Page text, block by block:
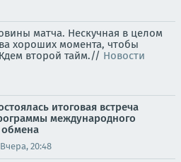
матча. Нескучная в целом
хороших момента, чтобы
второй тайм.// Новости
итоговая встреча
международного
Вчера, 20:48